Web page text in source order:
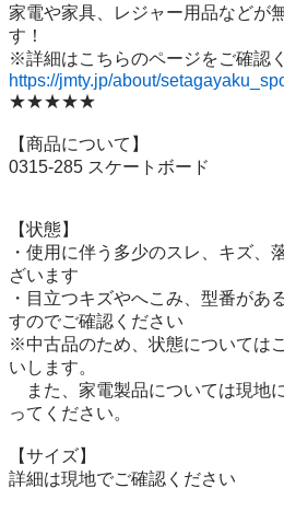
家電や家具、レジャー用品などが
す！
https://jmty.jp/about/
★★★★★
【商品について】
0315-285 スケートボード
【状態】
・使用に伴う多少のスレ、キズ、
ざいます
・目立つキズやへこみ、型番があ
すのでご確認ください
※中古品のため、状態については
いします。
また、家電製品については現地
ってください。
【サイズ】
詳細は現地でご確認ください